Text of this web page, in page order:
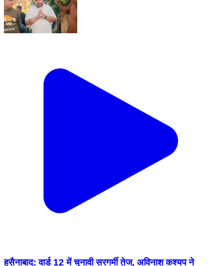
हुसैनाबाद: वार्ड 12 में चुनावी सरगर्मी तेज, अविनाश कश्यप ने